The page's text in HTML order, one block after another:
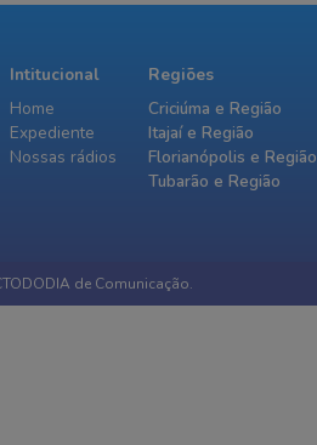
Intitucional
Home
Expediente
Nossas rádios
Regiões
Criciúma e Região
Itajaí e Região
Florianópolis e Região
Tubarão e Região
de Comunicação.